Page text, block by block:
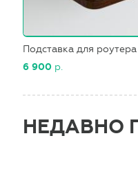
Подставка для роутера
6 900 р.
НЕДАВНО